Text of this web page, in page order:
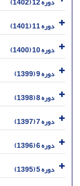
دوره 11 (1401)
دوره 10 (1400)
دوره 9 (1399)
دوره 8 (1398)
دوره 7 (1397)
دوره 6 (1396)
دوره 5 (1395)